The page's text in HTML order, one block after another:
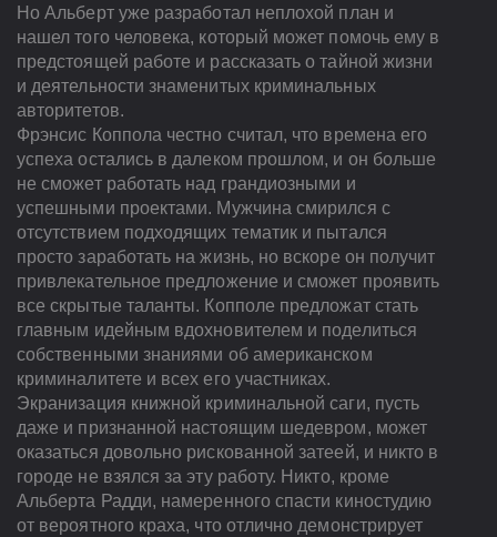
Но Альберт уже разработал неплохой план и
нашел того человека, который может помочь ему в
предстоящей работе и рассказать о тайной жизни
и деятельности знаменитых криминальных
авторитетов.
Фрэнсис Коппола честно считал, что времена его
успеха остались в далеком прошлом, и он больше
не сможет работать над грандиозными и
успешными проектами. Мужчина смирился с
отсутствием подходящих тематик и пытался
просто заработать на жизнь, но вскоре он получит
привлекательное предложение и сможет проявить
все скрытые таланты. Копполе предложат стать
главным идейным вдохновителем и поделиться
собственными знаниями об американском
криминалитете и всех его участниках.
Экранизация книжной криминальной саги, пусть
даже и признанной настоящим шедевром, может
оказаться довольно рискованной затеей, и никто в
городе не взялся за эту работу. Никто, кроме
Альберта Радди, намеренного спасти киностудию
от вероятного краха, что отлично демонстрирует